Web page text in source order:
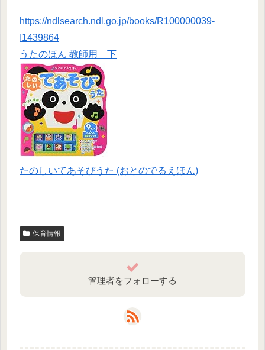
https://ndlsearch.ndl.go.jp/books/R100000039-
I1439864
うたのほん 教師用 下
たのしいてあそびうた (おとのでるえほん)
保育情報
管理者をフォローする